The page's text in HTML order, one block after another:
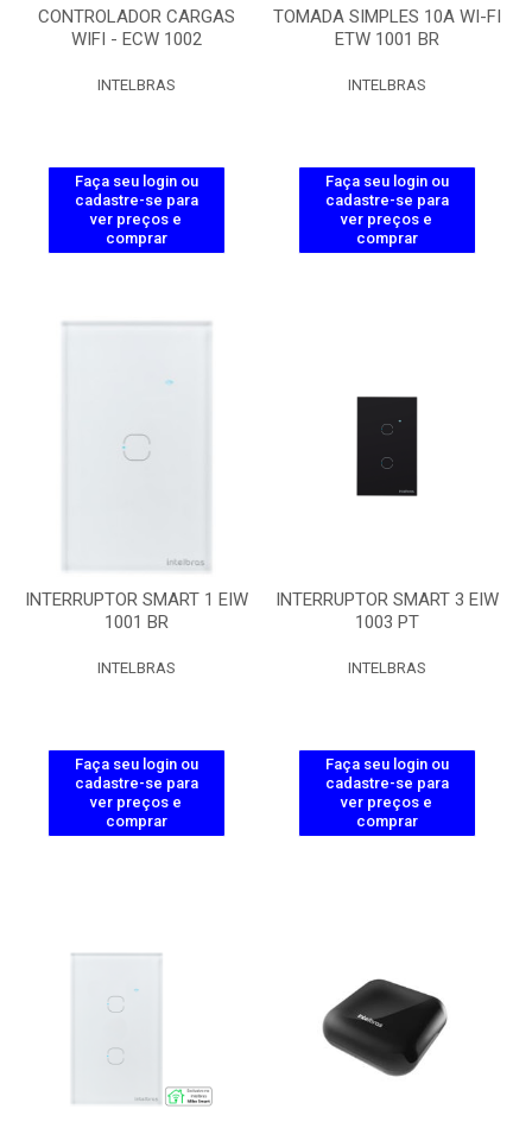
CONTROLADOR CARGAS
WIFI - ECW 1002
INTELBRAS
Faça seu login ou
cadastre-se para
ver preços e
comprar
TOMADA SIMPLES 10A WI-FI
ETW 1001 BR
INTELBRAS
Faça seu login ou
cadastre-se para
ver preços e
comprar
INTERRUPTOR SMART 1 EIW
1001 BR
INTELBRAS
Faça seu login ou
cadastre-se para
ver preços e
comprar
INTERRUPTOR SMART 3 EIW
1003 PT
INTELBRAS
Faça seu login ou
cadastre-se para
ver preços e
comprar